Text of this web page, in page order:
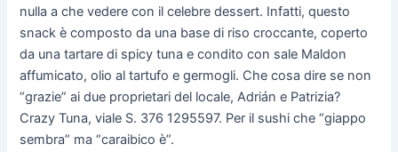
nulla a che vedere con il celebre dessert. Infatti, questo
snack è composto da una base di riso croccante, coperto
da una tartare di spicy tuna e condito con sale Maldon
affumicato, olio al tartufo e germogli. Che cosa dire se non
“grazie” ai due proprietari del locale, Adrián e Patrizia?
Crazy Tuna, viale S. 376 1295597. Per il sushi che “giappo
sembra” ma “caraibico è”.